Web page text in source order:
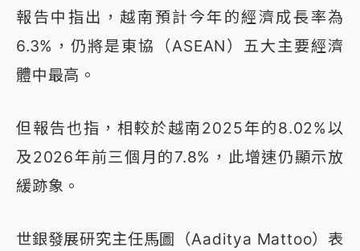
報告中指出，越南預計今年的經濟成長率為
6.3%，仍將是東協（ASEAN）五大主要經濟
體中最高。
但報告也指，相較於越南2025年的8.02%以
及2026年前三個月的7.8%，此增速仍顯示放
緩跡象。
世銀發展研究主任馬圖（Aaditya Mattoo）表